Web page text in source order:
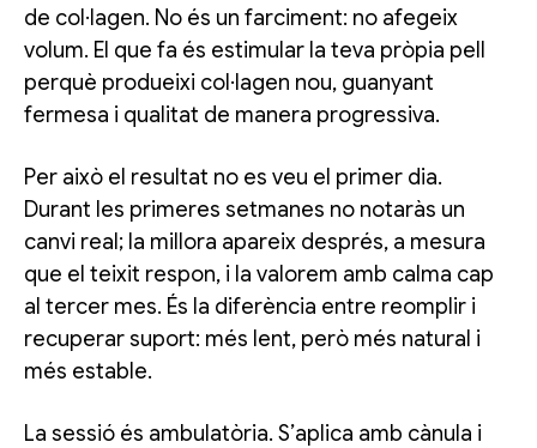
de col·lagen. No és un farciment: no afegeix
volum. El que fa és estimular la teva pròpia pell
perquè produeixi col·lagen nou, guanyant
fermesa i qualitat de manera progressiva.
Per això el resultat no es veu el primer dia.
Durant les primeres setmanes no notaràs un
canvi real; la millora apareix després, a mesura
que el teixit respon, i la valorem amb calma cap
al tercer mes. És la diferència entre reomplir i
recuperar suport: més lent, però més natural i
més estable.
La sessió és ambulatòria. S’aplica amb cànula i